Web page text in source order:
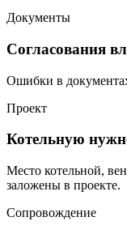
Документы
Согласования
Ошибки в
Проект
Котельную
Место котельной,
заложены в проекте.
Сопровождение